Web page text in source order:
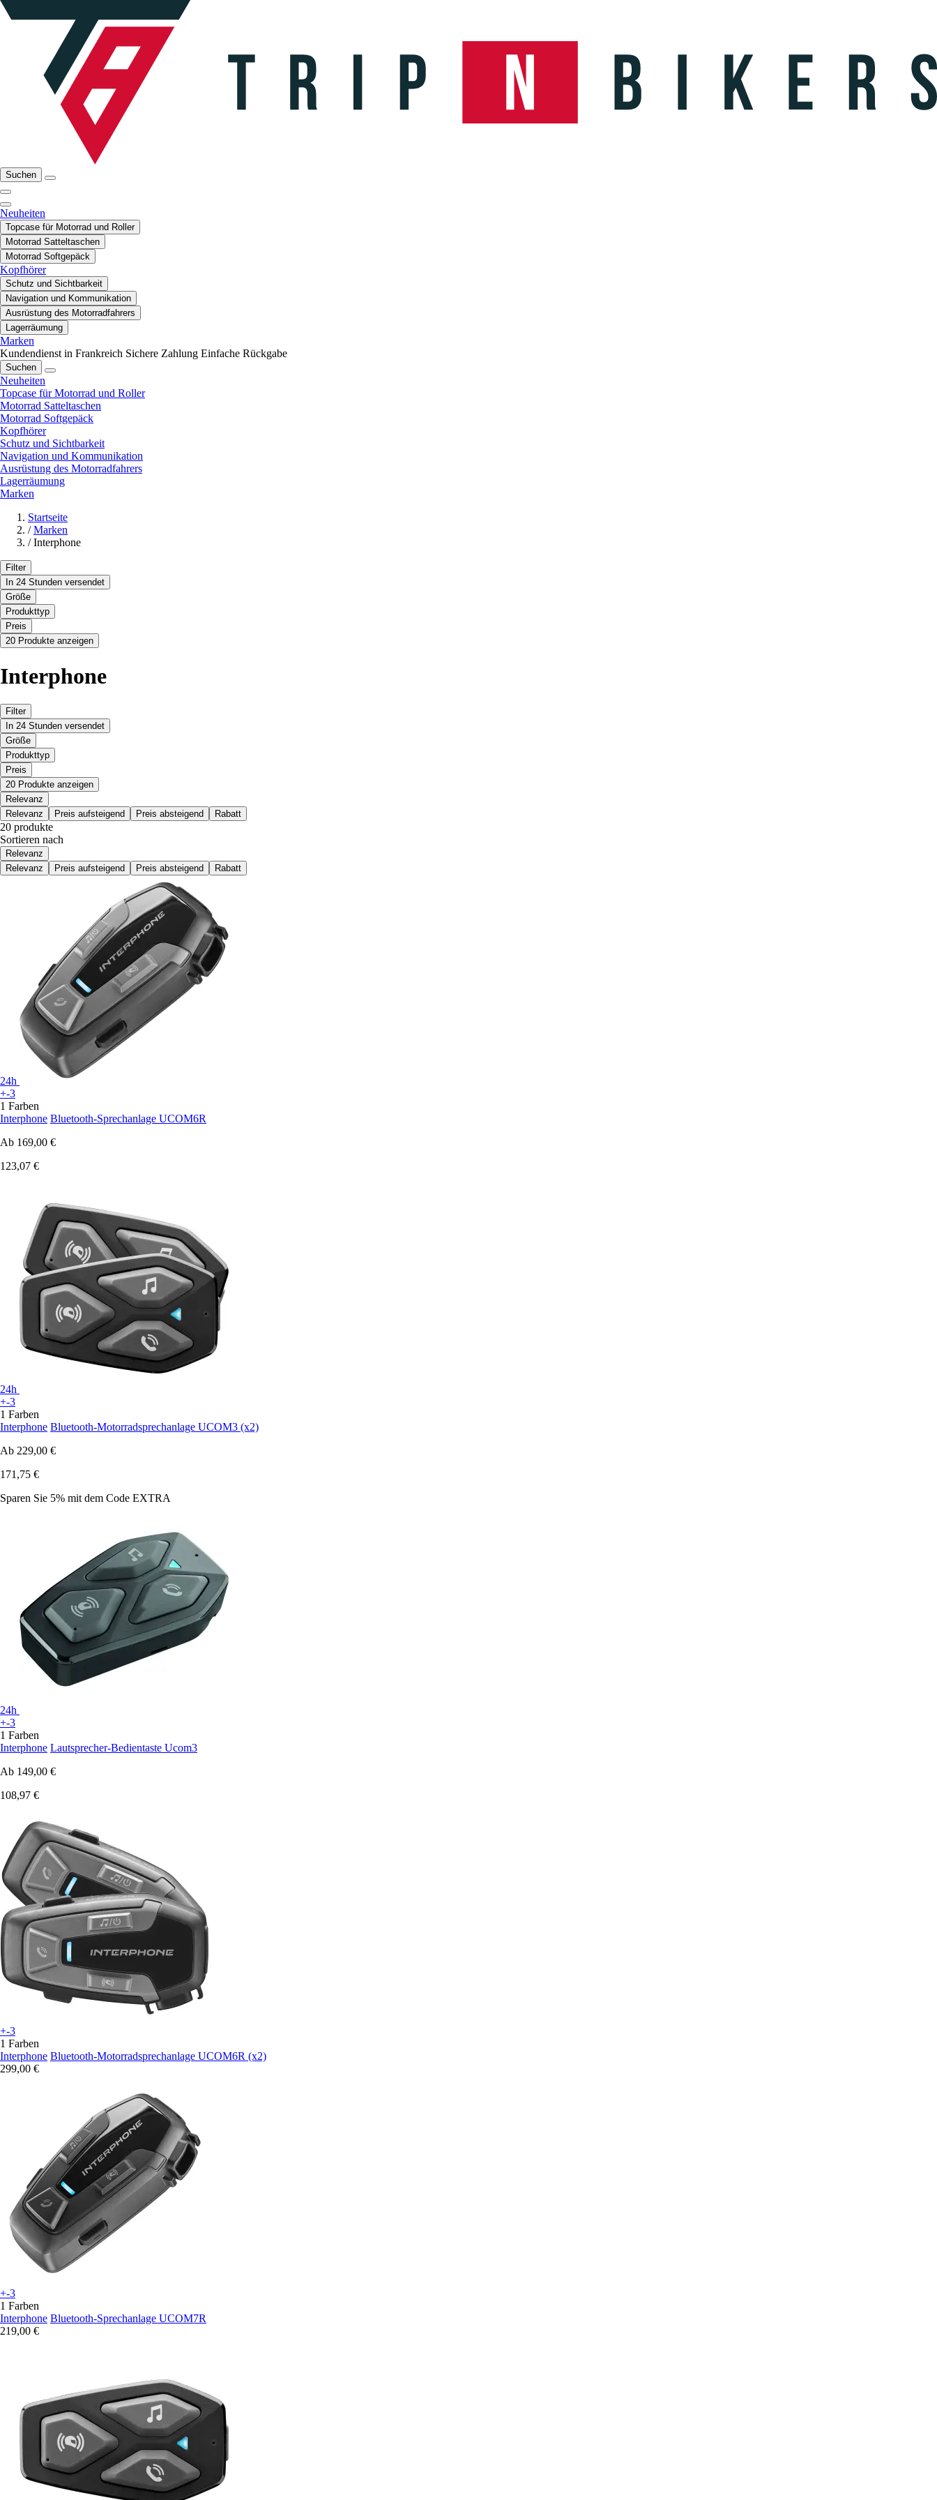
Suchen
Neuheiten
Topcase für Motorrad und Roller
Motorrad Satteltaschen
Motorrad Softgepäck
Kopfhörer
Schutz und Sichtbarkeit
Navigation und Kommunikation
Ausrüstung des Motorradfahrers
Lagerräumung
Marken
Kundendienst in Frankreich Sichere Zahlung Einfache Rückgabe
Suchen
Neuheiten
Topcase für Motorrad und Roller
Motorrad Satteltaschen
Motorrad Softgepäck
Kopfhörer
Schutz und Sichtbarkeit
Navigation und Kommunikation
Ausrüstung des Motorradfahrers
Lagerräumung
Marken
Startseite
/ Marken
/ Interphone
Filter
In 24 Stunden versendet
Größe
Produkttyp
Preis
20 Produkte anzeigen
Interphone
Filter
In 24 Stunden versendet
Größe
Produkttyp
Preis
20 Produkte anzeigen
Relevanz
Relevanz
Preis aufsteigend Preis absteigend Rabatt
20 produkte
Sortieren nach
Relevanz
Relevanz
Preis aufsteigend Preis absteigend Rabatt
24h
+-3
1 Farben
Interphone Bluetooth-Sprechanlage UCOM6R
Ab 169,00 €
123,07 €
24h
+-3
1 Farben
Interphone Bluetooth-Motorradsprechanlage UCOM3 (x2)
Ab 229,00 €
171,75 €
Sparen Sie 5% mit dem Code EXTRA
24h
+-3
1 Farben
Interphone Lautsprecher-Bedientaste Ucom3
Ab 149,00 €
108,97 €
+-3
1 Farben
Interphone Bluetooth-Motorradsprechanlage UCOM6R (x2)
299,00 €
+-3
1 Farben
Interphone Bluetooth-Sprechanlage UCOM7R
219,00 €